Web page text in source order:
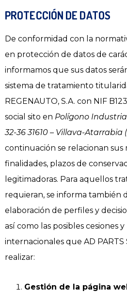
PROTECCIÓN DE DATOS
De conformidad con la
en protección de datos de
informamos que sus datos
sistema de tratamiento
REGENAUTO, S.A. con NIF
social sito en Polígono
32-36 31610 – Villava-Atarrabia
continuación se relacionan sus
finalidades, plazos de
legitimadoras. Para aquellos
requieran, se informa también
elaboración de perfiles y
así como las posibles cesiones
internacionales que AD PARTS
realizar:
Gestión de la página